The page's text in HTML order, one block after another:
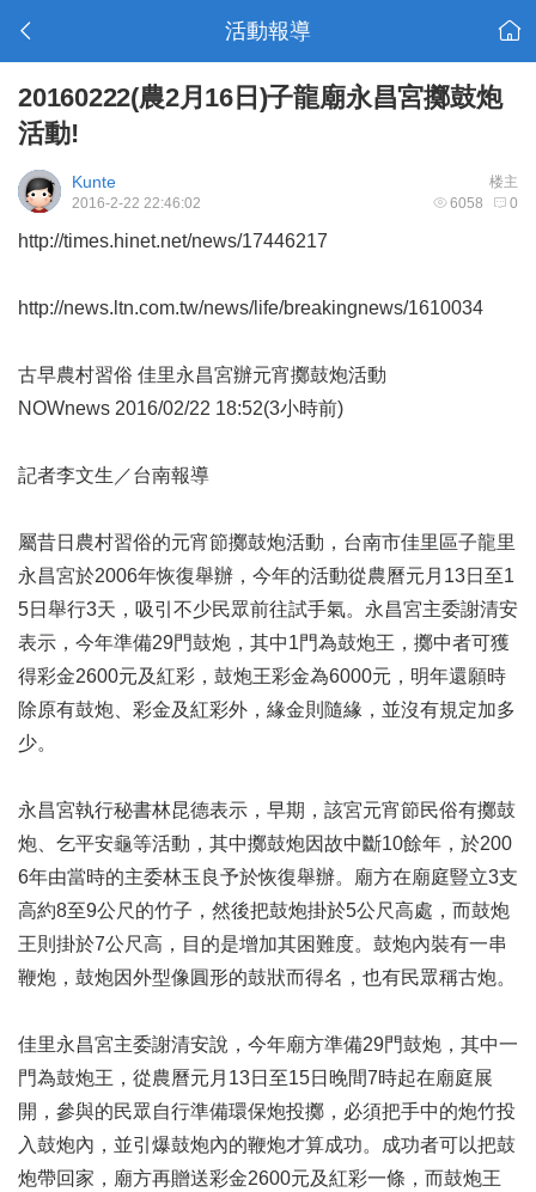
活動報導
20160222(農2月16日)子龍廟永昌宮擲鼓炮
活動!
楼主
Kunte
6058 0
2016-2-22 22:46:02
http://times.hinet.net/news/17446217
http://news.ltn.com.tw/news/life/breakingnews/1610034
古早農村習俗 佳里永昌宮辦元宵擲鼓炮活動
NOWnews 2016/02/22 18:52(3小時前)
記者李文生／台南報導
屬昔日農村習俗的元宵節擲鼓炮活動，台南市佳里區子龍里
永昌宮於2006年恢復舉辦，今年的活動從農曆元月13日至1
5日舉行3天，吸引不少民眾前往試手氣。永昌宮主委謝清安
表示，今年準備29門鼓炮，其中1門為鼓炮王，擲中者可獲
得彩金2600元及紅彩，鼓炮王彩金為6000元，明年還願時
除原有鼓炮、彩金及紅彩外，緣金則隨緣，並沒有規定加多
少。
永昌宮執行秘書林昆德表示，早期，該宮元宵節民俗有擲鼓
炮、乞平安龜等活動，其中擲鼓炮因故中斷10餘年，於200
6年由當時的主委林玉良予於恢復舉辦。廟方在廟庭豎立3支
高約8至9公尺的竹子，然後把鼓炮掛於5公尺高處，而鼓炮
王則掛於7公尺高，目的是增加其困難度。鼓炮內裝有一串
鞭炮，鼓炮因外型像圓形的鼓狀而得名，也有民眾稱古炮。
佳里永昌宮主委謝清安說，今年廟方準備29門鼓炮，其中一
門為鼓炮王，從農曆元月13日至15日晚間7時起在廟庭展
開，參與的民眾自行準備環保炮投擲，必須把手中的炮竹投
入鼓炮內，並引爆鼓炮內的鞭炮才算成功。成功者可以把鼓
炮帶回家，廟方再贈送彩金2600元及紅彩一條，而鼓炮王